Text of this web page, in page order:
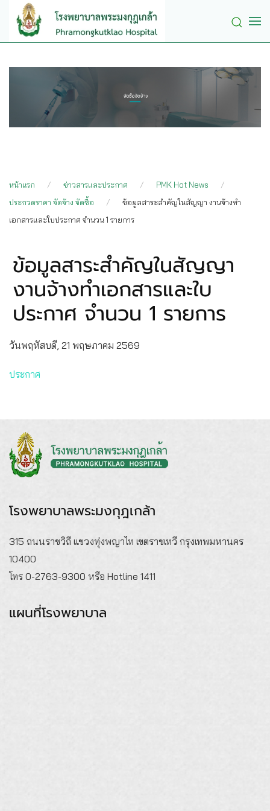
Skip to main content
หน้าแรก ข่าวสารและประกาศ
PMK Hot News
ประกวดราคา จัดจ้าง จัดซื้อ
ข้อมูลสาระสำคัญในสัญญา งานจ้างทำ
เอกสารและใบประกาศ จำนวน 1 รายการ
ข้อมูลสาระสำคัญในสัญญา
งานจ้างทำเอกสารและใบ
ประกาศ จำนวน 1 รายการ
วันพฤหัสบดี, 21 พฤษภาคม 2569
ประกาศ
โรงพยาบาลพระมงกุฎเกล้า
315 ถนนราชวิถี แขวงทุ่งพญาไท เขตราชเทวี กรุงเทพมหานคร
10400
โทร 0-2763-9300 หรือ Hotline 1411
แผนที่โรงพยาบาล